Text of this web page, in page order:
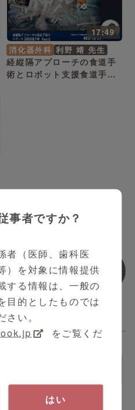
17:49
消化器外科 利野 靖 先生
経縦隔アプローチの食道手
術とロボット支援食道手
事者ですか？
者（医師、歯科医
）を対象に情報提供
する情報は、一般の
目的としたものでは
い。
をご覧くだ
はい